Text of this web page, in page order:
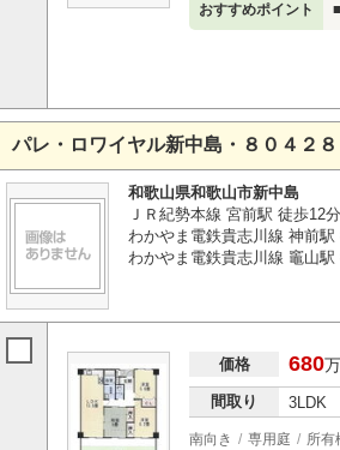
おすすめポイント
パレ・ロワイヤル新中島・８０４２８
和歌山県和歌山市新中島
ＪＲ紀勢本線 宮前駅 徒歩12分
わかやま電鉄貴志川線 神前駅
わかやま電鉄貴志川線 竈山駅
価格 680
間取り 3LDK
南向き 専用庭 所有